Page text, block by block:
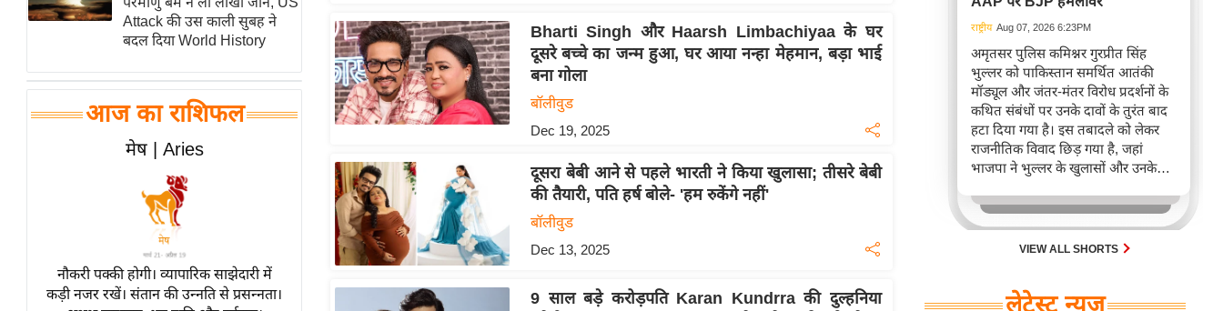
ऑटो वर्ल्ड
न्यूज ब्रीफ
बॉलीवुड
हॉलीवुड
फिल्म समीक्षा
लाइफस्टाइल
टेक्नॉलॉजी
ब्यूटी/फैशन
Attack की उस काली सुबह ने
बदल दिया World History
आज का राशिफल
मेष | Aries
नौकरी पक्की होगी। व्यापारिक साझेदारी में
कड़ी नजर रखें। संतान की उन्नति से प्रसन्नता।
Bharti Singh और Haarsh Limbachiyaa के घर
दूसरे बच्चे का जन्म हुआ, घर आया नन्हा मेहमान, बड़ा भाई
बना गोला
बॉलीवुड
Dec 19, 2025
दूसरा बेबी आने से पहले भारती ने किया खुलासा; तीसरे बेबी
की तैयारी, पति हर्ष बोले- 'हम रुकेंगे नहीं'
बॉलीवुड
Dec 13, 2025
9 साल बड़े करोड़पति Karan Kundrra की दुल्हनिया
राष्ट्रीय Aug 07, 2026 6:23PM
अमृतसर पुलिस कमिश्नर गुरप्रीत सिंह
भुल्लर को पाकिस्तान समर्थित आतंकी
मॉड्यूल और जंतर-मंतर विरोध प्रदर्शनों के
कथित संबंधों पर उनके दावों के तुरंत बाद
हटा दिया गया है। इस तबादले को लेकर
राजनीतिक विवाद छिड़ गया है, जहां
भाजपा ने भुल्लर के खुलासों और उनके
पंजाब सरकार ने बाद में स्पष्ट किया कि
भुल्लर ने प्रदर्शनकारियों के आतंकी मॉड्यूल
से संबंध का दावा नहीं किया था।
VIEW ALL SHORTS
लेटेस्ट न्यूज़